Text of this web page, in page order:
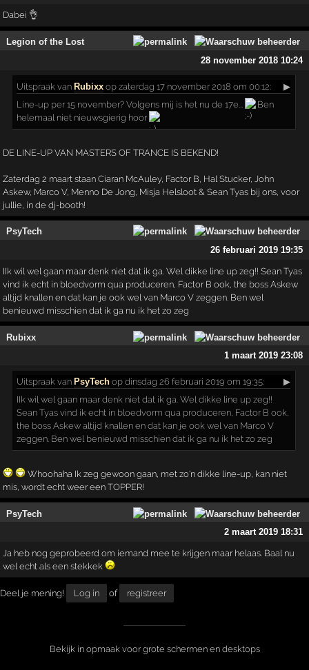
Dabei 👌
Legion of the Lost
28 november 2018 10:24
Uitspraak van Rubixx op zaterdag 17 november 2018 om 00:12:
▶
Line-up per 15 november? Volgens mij is het nu de 17e...
Ben
helemaal niet nieuwsgierig hoor
DE LINE-UP VAN MASTERS OF TRANCE IS BEKEND!
Zaterdag 2 maart staan Ciaran McAuley, Factor B, Hal Stucker, John
Askew, Marco V, Menno De Jong, Misja Helsloot & Sean Tyas bij ons, voor
jullie, in de dj-booth!
PsyTech
26 februari 2019 19:35
IIk wil wel gaan maar denk niet dat ik ga. Wel dikke line up zeg!! Sean Tyas
vind ik echt in bloedvorm qua produceren, Factor B ook, the boss Askew
altijd knallen en dat kan je ook wel van Marco V zeggen. Ben wel
benieuwd misschien dat ik ga nu ik het zo zeg
Rubixx
1 maart 2019 23:08
Uitspraak van PsyTech op dinsdag 26 februari 2019 om 19:35:
▶
IIk wil wel gaan maar denk niet dat ik ga. Wel dikke line up zeg!!
Sean Tyas vind ik echt in bloedvorm qua produceren, Factor B ook,
the boss Askew altijd knallen en dat kan je ook wel van Marco V
zeggen. Ben wel benieuwd misschien dat ik ga nu ik het zo zeg
Whoohaha Ik zeg gewoon gaan, met zo'n dikke line-up, kan niet
mis, wordt echt weer een TOPPER!
PsyTech
2 maart 2019 18:31
Ja heb nog geprobeerd om iemand mee te krijgen maar helaas. Baal nu
wel echt als een stekkek
Deel je mening! Log in of registreer
Bekijk in opmaak voor grote schermen en desktops